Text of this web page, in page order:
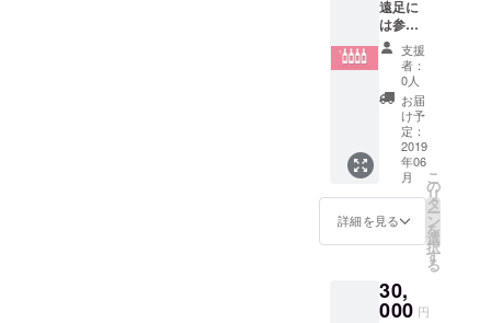
ト、国際
フィルム
フェスティ
バルなどな
ど、足利を
盛り上げる
イベントを
盛りだくさ
んに」考え
ています。
しかしその
得る権
利が獲
得でき
ます。
ただ
し、苗
木の購
入につ
いて
は、別
途苗木
代が必
要で
い。 ＊
2 ワイ
くださ
い。）
2019
年 4月
(土)~7
日(日)実
施 午
前9時東
武伊勢
崎線足
利市駅
集合。
発 東
武特急
遠足に
は参加
できな
いけど
ワイン
をたく
さん飲
んで支
援した
いとい
う方の
ため
に、年
間２本
を新元
間、計
４本お
支援
者：
0人
お届
け予
定：
2019
年06
月
詳細を見る
こ
の
リ
タ
ー
ン
を
選
択
す
る
30,
000 円